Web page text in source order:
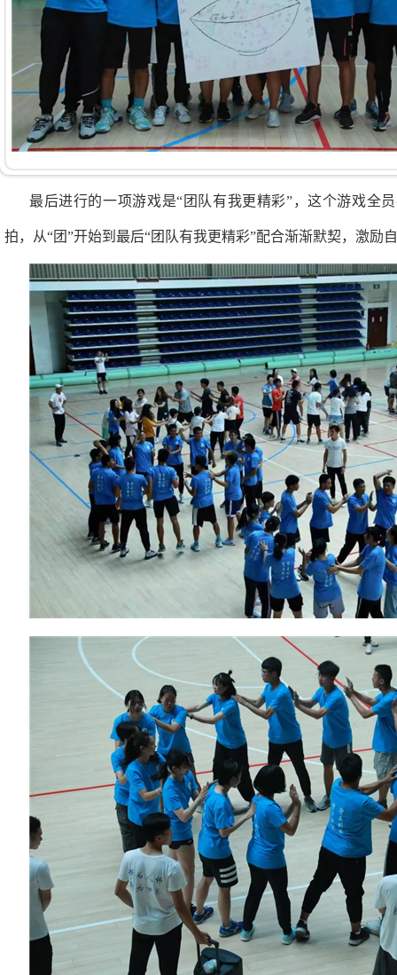
最后进行的一项游戏是“团队有我更精彩”，这个游戏全
拍，从“团”开始到最后“团队有我更精彩”配合渐渐默契，激励